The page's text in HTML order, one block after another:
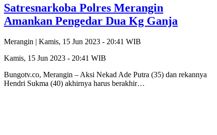
Satresnarkoba Polres Merangin
Amankan Pengedar Dua Kg Ganja
Merangin | Kamis, 15 Jun 2023 - 20:41 WIB
Kamis, 15 Jun 2023 - 20:41 WIB
Bungotv.co, Merangin – Aksi Nekad Ade Putra (35) dan rekannya
Hendri Sukma (40) akhirnya harus berakhir…